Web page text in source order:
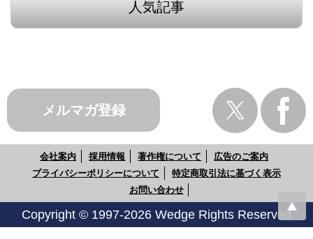
人気記事
メルマガ登録
会社案内 採用情報 著作権について
広告のご案内
プライバシーポリシーについて
特定商取引法に基づく表示
お問い合わせ
Copyright © 1997-2026 Wedge Rights Reserved